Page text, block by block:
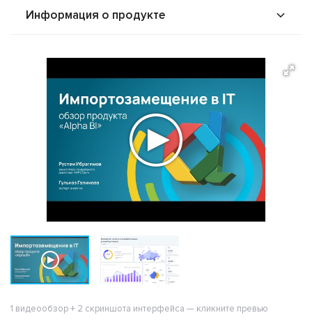
Информация о продукте
Отзывы
1 видеообзор + 2 скриншота интерфейса — кликните превью